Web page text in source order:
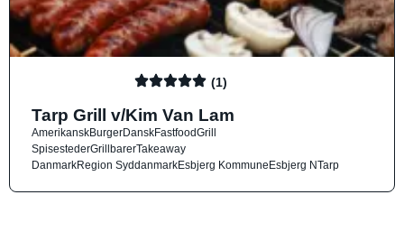
(1)
Tarp Grill v/Kim Van Lam
AmerikanskBurgerDanskFastfoodGrill
SpisestederGrillbarerTakeaway
DanmarkRegion SyddanmarkEsbjerg KommuneEsbjerg NTarp